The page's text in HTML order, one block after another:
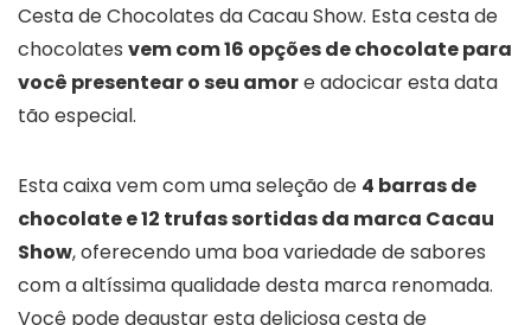
Cesta de Chocolates da Cacau Show. Esta cesta de
chocolates vem com 16 opções de chocolate para
você presentear o seu amore adocicar esta data
tão especial.
Esta caixa vem com uma seleção de 4 barras de
chocolate e 12 trufas sortidas da marca Cacau
Show, oferecendo uma boa variedade de sabores
com a altíssima qualidade desta marca renomada.
Você pode degustar esta deliciosa cesta de